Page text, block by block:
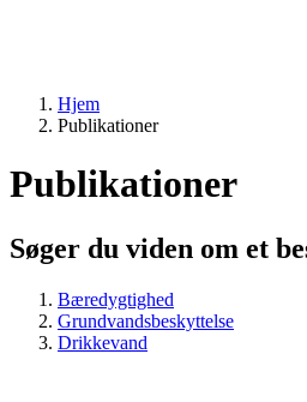
Hjem
Publikationer
Publikationer
Søger du viden om et
Bæredygtighed
Grundvandsbeskyttelse
Drikkevand